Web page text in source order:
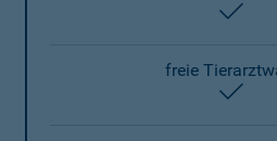
freie